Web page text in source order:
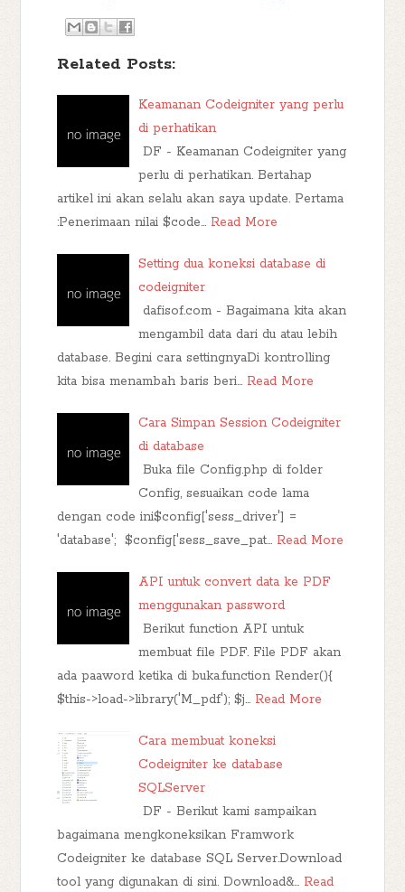
Related Posts:
Keamanan Codeigniter yang perlu
di perhatikan
DF - Keamanan Codeigniter yang
perlu di perhatikan. Bertahap
artikel ini akan selalu akan saya update. Pertama
:Penerimaan nilai $code… Read More
Setting dua koneksi database di
codeigniter
dafisof.com - Bagaimana kita akan
mengambil data dari du atau lebih
database. Begini cara settingnyaDi kontrolling
kita bisa menambah baris beri… Read More
Cara Simpan Session Codeigniter
di database
Buka file Config.php di folder
Config, sesuaikan code lama
dengan code ini$config['sess_driver'] =
'database'; $config['sess_save_pat… Read More
API untuk convert data ke PDF
menggunakan password
Berikut function API untuk
membuat file PDF. File PDF akan
ada paaword ketika di buka.function Render(){
$this->load->library('M_pdf'); $j… Read More
Cara membuat koneksi
Codeigniter ke database
SQLServer
DF - Berikut kami sampaikan
bagaimana mengkoneksikan Framwork
Codeigniter ke database SQL Server.Download
tool yang digunakan di sini. Download&… Read